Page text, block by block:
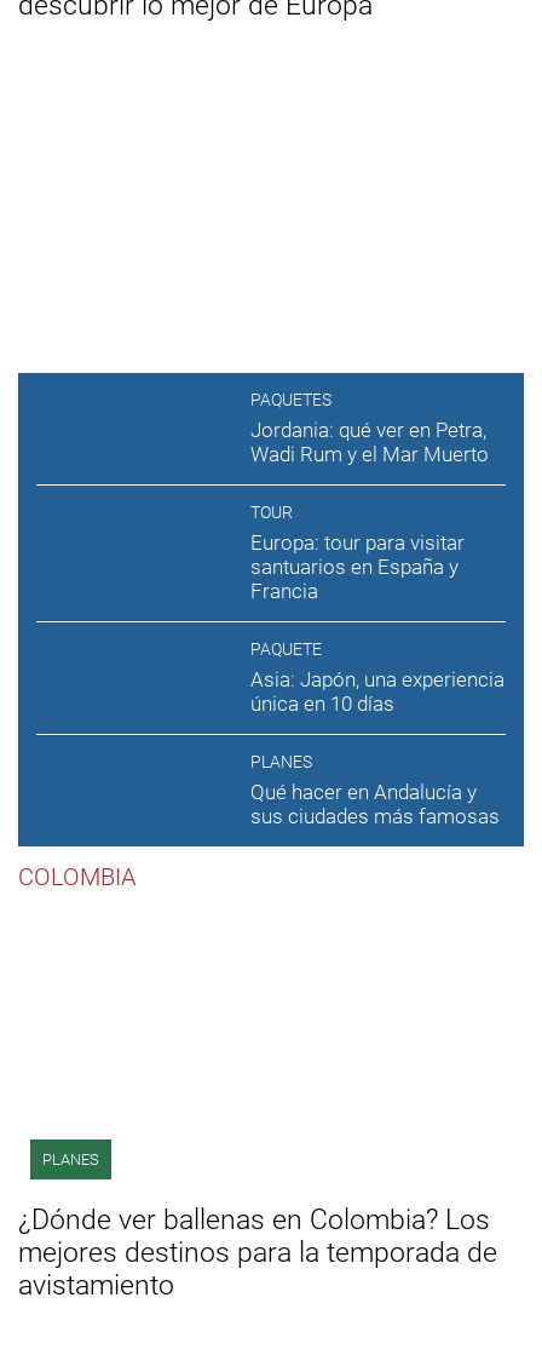
PAQUETES
Jordania: qué ver en Petra,
Wadi Rum y el Mar Muerto
TOUR
Europa: tour para visitar
santuarios en España y
Francia
PAQUETE
Asia: Japón, una experiencia
única en 10 días
PLANES
Qué hacer en Andalucía y
sus ciudades más famosas
COLOMBIA
PLANES
¿Dónde ver ballenas en Colombia? Los
mejores destinos para la temporada de
avistamiento